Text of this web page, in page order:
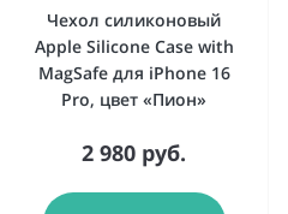
Чехол силиконовый
Apple Silicone Case with
MagSafe для iPhone 16
Pro, цвет «Пион»
2 980 руб.